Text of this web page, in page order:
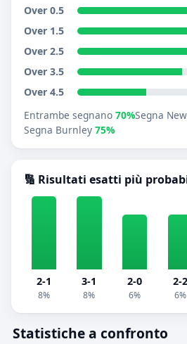
Over 0.5
Over 1.5
Over 2.5
Over 3.5
Over 4.5
Entrambe segnano 70%Segna
Segna Burnley 75%
🔢 Risultati esatti più
2-1
8%
3-1
8%
2-0
6%
2-2
6%
Statistiche a confronto